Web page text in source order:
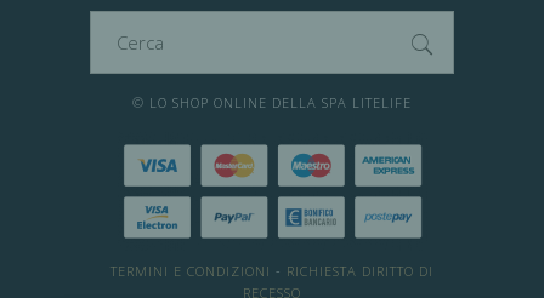
© LO SHOP ONLINE DELLA SPA LITELIFE
TERMINI E CONDIZIONI - RICHIESTA DIRITTO DI
RECESSO